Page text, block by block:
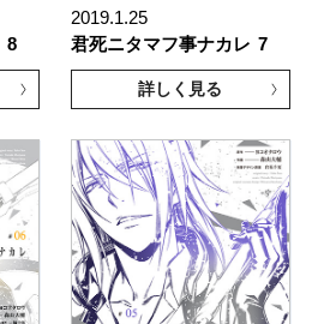
8
2019.1.25
君死ニタマフ事ナカレ 7
詳しく見る